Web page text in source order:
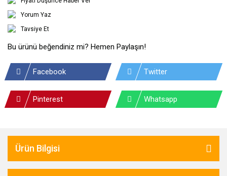
Yorum Yaz
Tavsiye Et
Bu ürünü beğendiniz mi? Hemen Paylaşın!
Facebook Twitter
Pinterest Whatsapp
Ürün Bilgisi